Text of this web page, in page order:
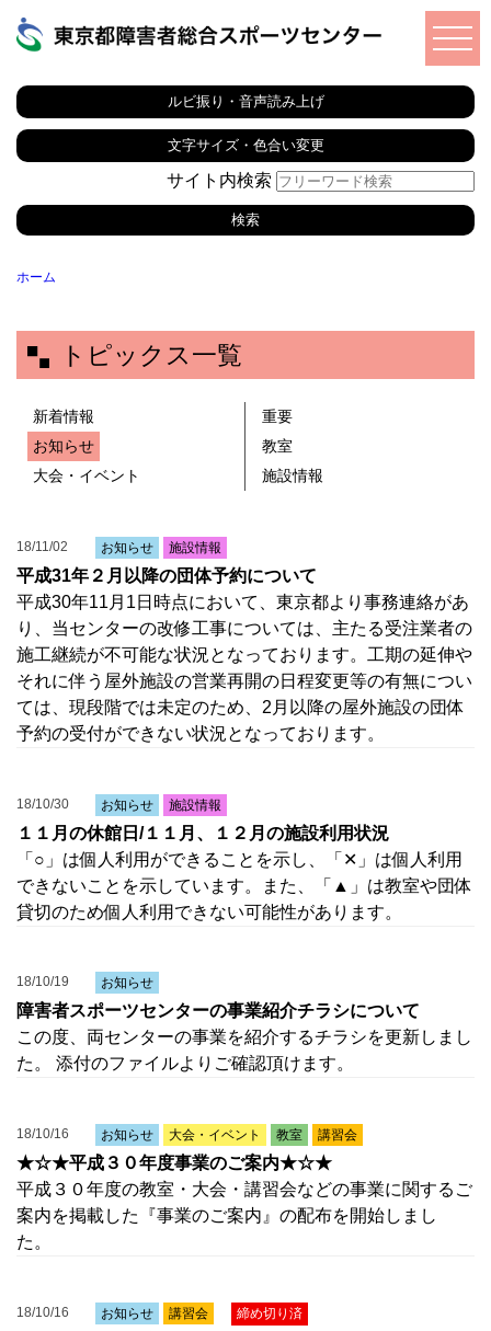
ルビ振り・音声読み上げ
文字サイズ・色合い変更
サイト内検索
ホーム
トピックス一覧
新着情報
重要
お知らせ
教室
大会・イベント
施設情報
18/11/02 お知らせ 施設情報
平成31年２月以降の団体予約について
平成30年11月1日時点において、東京都より事務連絡があ
り、当センターの改修工事については、主たる受注業者の
施工継続が不可能な状況となっております。工期の延伸や
それに伴う屋外施設の営業再開の日程変更等の有無につい
ては、現段階では未定のため、2月以降の屋外施設の団体
予約の受付ができない状況となっております。
18/10/30 お知らせ 施設情報
１１月の休館日/１１月、１２月の施設利用状況
「○」は個人利用ができることを示し、「✕」は個人利用
できないことを示しています。また、「▲」は教室や団体
貸切のため個人利用できない可能性があります。
18/10/19 お知らせ
障害者スポーツセンターの事業紹介チラシについて
この度、両センターの事業を紹介するチラシを更新しまし
た。 添付のファイルよりご確認頂けます。
18/10/16 お知らせ 大会・イベント 教室 講習会
★☆★平成３０年度事業のご案内★☆★
平成３０年度の教室・大会・講習会などの事業に関するご
案内を掲載した『事業のご案内』の配布を開始しまし
た。
18/10/16 お知らせ 講習会 締め切り済